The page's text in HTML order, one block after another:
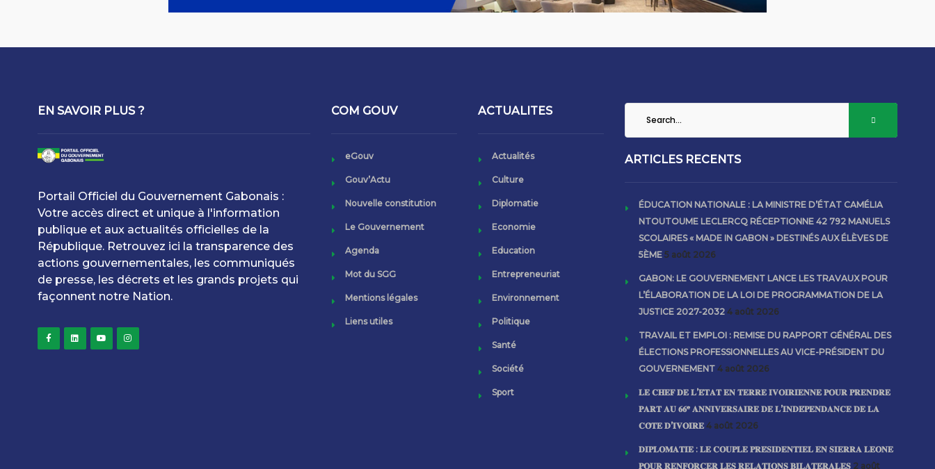
EN SAVOIR PLUS ?
Portail Officiel du Gouvernement Gabonais :
Votre accès direct et unique à l'information
publique et aux actualités officielles de la
République. Retrouvez ici la transparence des
actions gouvernementales, les communiqués
de presse, les décrets et les grands projets qui
façonnent notre Nation.
COM GOUV
eGouv
Gouv’Actu
Nouvelle constitution
Le Gouvernement
Agenda
Mot du SGG
Mentions légales
Liens utiles
ACTUALITES
Actualités
Culture
Diplomatie
Economie
Education
Entrepreneuriat
Environnement
Politique
Santé
Société
Sport
ARTICLES RECENTS
ÉDUCATION NATIONALE : LA MINISTRE D’ÉTAT CAMÉLIA
NTOUTOUME LECLERCQ RÉCEPTIONNE 42 792 MANUELS
SCOLAIRES « MADE IN GABON » DESTINÉS AUX ÉLÈVES DE
5ÈME 5 août 2026
GABON: LE GOUVERNEMENT LANCE LES TRAVAUX POUR
L’ÉLABORATION DE LA LOI DE PROGRAMMATION DE LA
JUSTICE 2027-2032 4 août 2026
TRAVAIL ET EMPLOI : REMISE DU RAPPORT GÉNÉRAL DES
ÉLECTIONS PROFESSIONNELLES AU VICE-PRÉSIDENT DU
GOUVERNEMENT 4 août 2026
𝐋𝐄 𝐂𝐇𝐄𝐅 𝐃𝐄 𝐋’𝐄́𝐓𝐀𝐓 𝐄𝐍 𝐓𝐄𝐑𝐑𝐄 𝐈𝐕𝐎𝐈𝐑𝐈𝐄𝐍𝐍𝐄 𝐏𝐎𝐔𝐑 𝐏𝐑𝐄𝐍𝐃𝐑𝐄
𝐏𝐀𝐑𝐓 𝐀𝐔 𝟔𝟔ᵉ 𝐀𝐍𝐍𝐈𝐕𝐄𝐑𝐒𝐀𝐈𝐑𝐄 𝐃𝐄 𝐋’𝐈𝐍𝐃𝐄́𝐏𝐄𝐍𝐃𝐀𝐍𝐂𝐄 𝐃𝐄 𝐋𝐀
𝐂𝐎̂𝐓𝐄 𝐃’𝐈𝐕𝐎𝐈𝐑𝐄 4 août 2026
𝐃𝐈𝐏𝐋𝐎𝐌𝐀𝐓𝐈𝐄 : 𝐋𝐄 𝐂𝐎𝐔𝐏𝐋𝐄 𝐏𝐑𝐄́𝐒𝐈𝐃𝐄𝐍𝐓𝐈𝐄𝐋 𝐄𝐍 𝐒𝐈𝐄𝐑𝐑𝐀 𝐋𝐄𝐎𝐍𝐄
𝐏𝐎𝐔𝐑 𝐑𝐄𝐍𝐅𝐎𝐑𝐂𝐄𝐑 𝐋𝐄𝐒 𝐑𝐄𝐋𝐀𝐓𝐈𝐎𝐍𝐒 𝐁𝐈𝐋𝐀𝐓𝐄́𝐑𝐀𝐋𝐄𝐒 2 août